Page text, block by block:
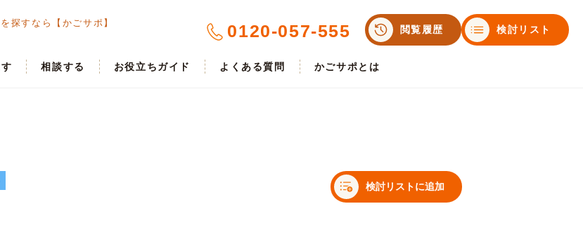
探すなら【かごサポ】 0120-057-555 閲覧履歴 検討リスト
相談する お役立ちガイド よくある質問 かごサポとは
検討リストに追加